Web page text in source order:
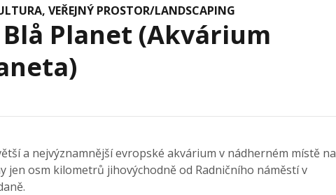
, VEŘEJNÝ PROSTOR/LANDSCAPING
Blå Planet (Akvárium
a nejvýznamnější evropské akvárium v nádherném místě na
jen osm kilometrů jihovýchodně od Radničního náměstí v